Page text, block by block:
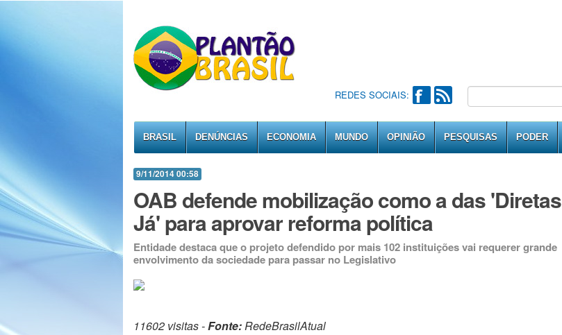
REDES SOCIAIS:
BRASIL DENÚNCIAS ECONOMIA MUNDO OPINIÃO PESQUISAS PODER
9/11/2014 00:58
OAB defende mobilização como a das 'Diretas
Já' para aprovar reforma política
Entidade destaca que o projeto defendido por mais 102 instituições vai requerer grande
envolvimento da sociedade para passar no Legislativo
11602 visitas -Fonte:RedeBrasilAtual